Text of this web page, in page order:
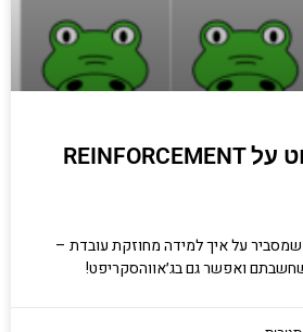
הסבר קל ופשוט על REINFORCEMENT
על איך למידה מחוזקת עובדת –
ואפשר גם בג׳אווהסקריפט!